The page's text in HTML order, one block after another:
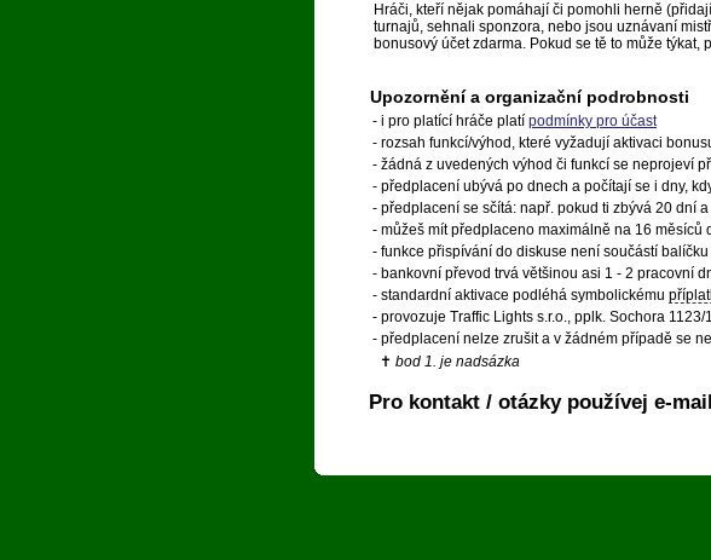
Hráči, kteří nějak pomáhají či pomohli herně
turnajů, sehnali sponzora, nebo jsou uznávaní
bonusový účet zdarma. Pokud se tě to může týkat,
Upozornění a organizační podrobnosti
- i pro platící hráče platí podmínky pro účast
- rozsah funkcí/výhod, které vyžadují aktivaci
- žádná z uvedených výhod či funkcí se neprojeví
- předplacení ubývá po dnech a počítají se i dny,
- předplacení se sčítá: např. pokud ti zbývá 20 dní a
- můžeš mít předplaceno maximálně na 16
- funkce přispívání do diskuse není součástí
- bankovní převod trvá většinou asi 1 - 2 pracovní
- standardní aktivace podléhá symbolickému
- provozuje Traffic Lights s.r.o., pplk. Sochora 1123/
- předplacení nelze zrušit a v žádném případě se
✝ bod 1. je nadsázka
Pro kontakt / otázky používej e-mail